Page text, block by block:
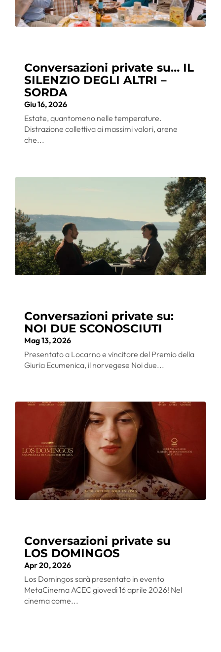
Conversazioni private su… IL
SILENZIO DEGLI ALTRI –
SORDA
Giu 16, 2026
Estate, quantomeno nelle temperature.
Distrazione collettiva ai massimi valori, arene
che...
Conversazioni private su:
NOI DUE SCONOSCIUTI
Mag 13, 2026
Presentato a Locarno e vincitore del Premio della
Giuria Ecumenica, il norvegese Noi due...
Conversazioni private su
LOS DOMINGOS
Apr 20, 2026
Los Domingos sarà presentato in evento
MetaCinema ACEC giovedì 16 aprile 2026! Nel
cinema come...